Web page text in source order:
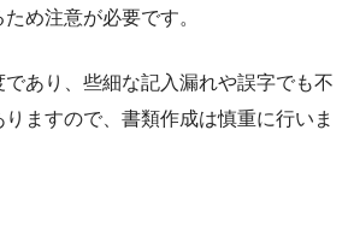
め注意が必要です。
あり、些細な記入漏れや誤字でも不
ますので、書類作成は慎重に行いま